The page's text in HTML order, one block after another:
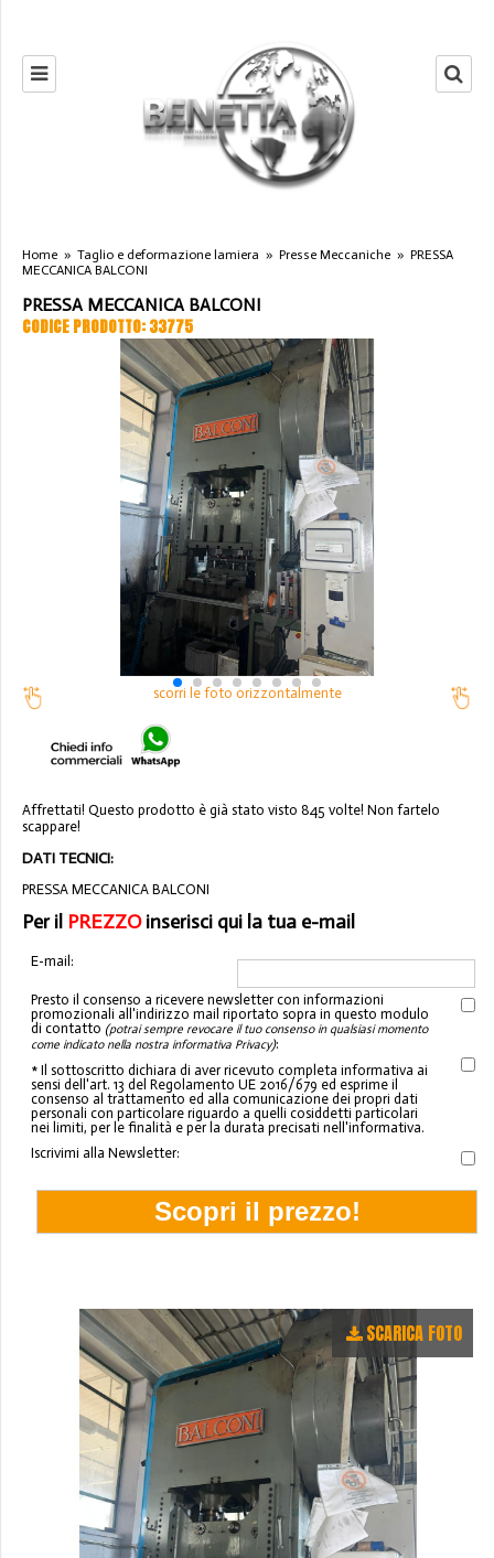
Home » Taglio e deformazione lamiera » Presse Meccaniche » PRESSA
MECCANICA BALCONI
PRESSA MECCANICA BALCONI
CODICE PRODOTTO: 33775
scorri le foto orizzontalmente
Affrettati! Questo prodotto è già stato visto 845 volte! Non fartelo
scappare!
DATI TECNICI:
PRESSA MECCANICA BALCONI
Per il PREZZOinserisci qui la tua e-mail
E-mail:
Presto il consenso a ricevere newsletter con informazioni
promozionali all'indirizzo mail riportato sopra in questo modulo
di contatto (potrai sempre revocare il tuo consenso in qualsiasi momento
come indicato nella nostra informativa Privacy):
* Il sottoscritto dichiara di aver ricevuto completa informativa ai
sensi dell'art. 13 del Regolamento UE 2016/679 ed esprime il
consenso al trattamento ed alla comunicazione dei propri dati
personali con particolare riguardo a quelli cosiddetti particolari
nei limiti, per le finalità e per la durata precisati nell'informativa.
Iscrivimi alla Newsletter:
SCARICA FOTO